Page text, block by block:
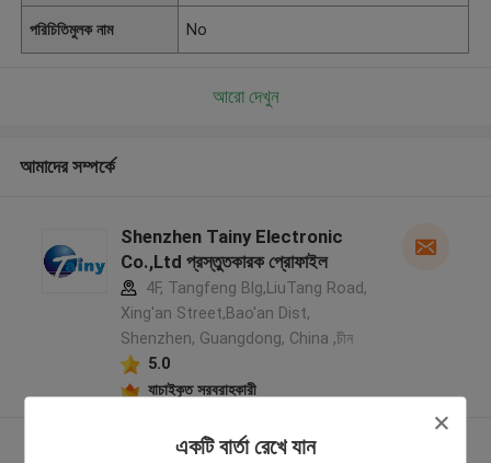
একটি বার্তা রেখে যান
পরিচিতিমুলক নাম No
আরো দেখুন
আমাদের সম্পর্কে
Shenzhen Tainy Electronic
Co.,Ltd প্রস্তুতকারক প্রোফাইল
4F, Tangfeng Blg,LiuTang Road,
Xing'an Street,Bao'an Dist,
Shenzhen, Guangdong, China ,চীন
5.0
যাচাইকৃত সরবরাহকারী
আরো দেখুন